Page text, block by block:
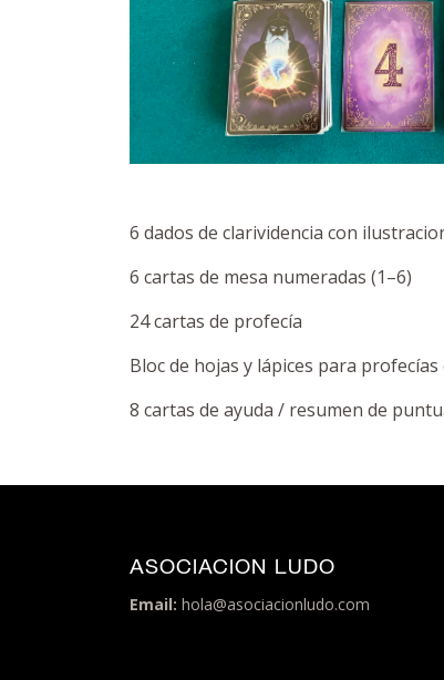
6 dados de clarividencia con
6 cartas de mesa numeradas (1–6)
24 cartas de profecía
Bloc de hojas y lápices para
8 cartas de ayuda / resumen de
ASOCIACION LUDO
Email: hola@asociacionludo.com